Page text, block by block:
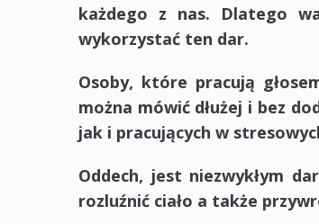
każdego z nas. Dlatego
wykorzystać ten dar.
Osoby, które pracują
można mówić dłużej i bez
jak i pracujących w
Oddech, jest niezwykłym
rozluźnić ciało a także